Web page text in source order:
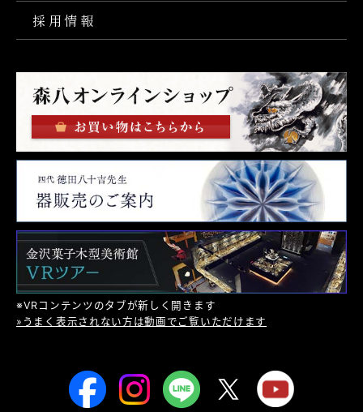
採用情報
※VRコンテンツのタブが新しく開きます
»うまく表示されない方は動画でご覧いただけます